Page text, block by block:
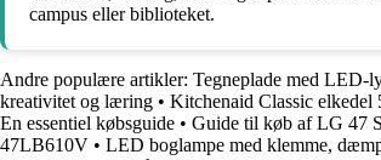
campus eller biblioteket.
Andre populære artikler: Tegneplade med LED-
kreativitet og læring • Kitchenaid Classic
En essentiel købsguide • Guide til køb af LG 47
47LB610V • LED boglampe med klemme,